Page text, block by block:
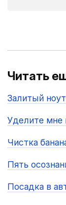
Читать
Залитый ноут
Уделите мне
Чистка
Пять
Посадка в